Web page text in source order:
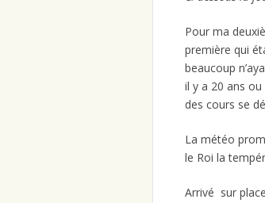
Pour ma
première qui
beaucoup
il y a 20 ans
des cours se
La météo
le Roi la
Arrivé sur